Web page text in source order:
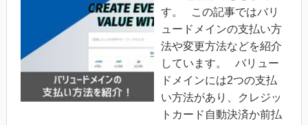
す。 この記事ではバリ
ュードメインの支払い方
法や変更方法などを紹介
しています。 バリュー
ドメインには2つの支払
い方法があり、クレジッ
トカード自動決済か前払